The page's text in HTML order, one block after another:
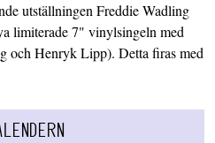
utställningen Freddie Wadling
limiterade 7" vinylsingeln med
och Henryk Lipp). Detta firas med